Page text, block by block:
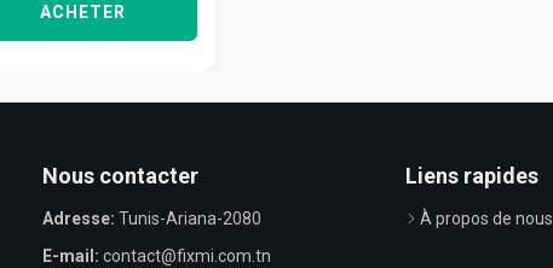
ACHETER
Nous contacter
Adresse: Tunis-Ariana-2080
E-mail: contact@fixmi.com.tn
Liens rapides
À propos de nous